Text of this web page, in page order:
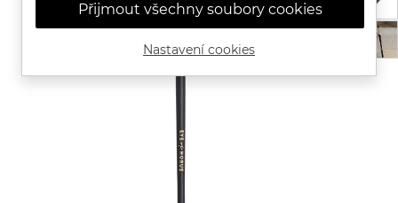
Přijmout všechny soubory cookies
Nastavení cookies